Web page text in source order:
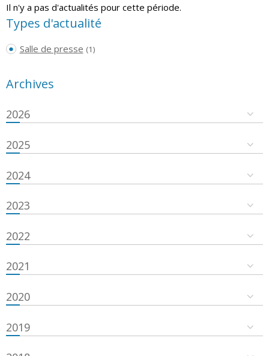
Il n'y a pas d'actualités pour cette période.
Types d'actualité
Salle de presse (1)
Archives
2026
2025
2024
2023
2022
2021
2020
2019